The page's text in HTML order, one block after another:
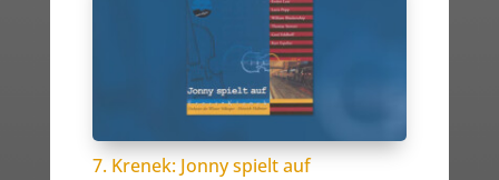
7. Krenek: Jonny spielt auf